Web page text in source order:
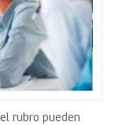
rubro pueden